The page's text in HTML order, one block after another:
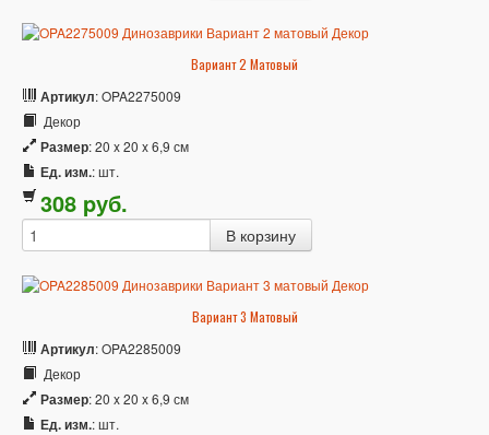
Вариант 2 Матовый
Артикул: OPA2275009
Декор
Размер: 20 x 20 x 6,9 см
Ед. изм.: шт.
308 pуб.
Вариант 3 Матовый
Артикул: OPA2285009
Декор
Размер: 20 x 20 x 6,9 см
Ед. изм.: шт.